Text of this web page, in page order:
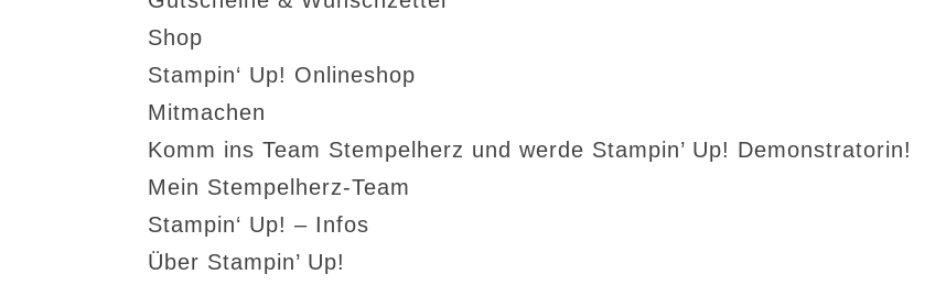
Shop
Stampin‘ Up! Onlineshop
Mitmachen
Komm ins Team Stempelherz und werde Stampin’ Up! Demonstratorin!
Mein Stempelherz-Team
Stampin‘ Up! – Infos
Über Stampin’ Up!